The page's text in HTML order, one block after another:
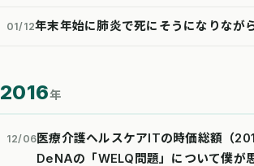
01/12年末年始に肺炎で死にそうになりなが
2016年
12/06医療介護ヘルスケアITの時価総額（
DeNAの「WELQ問題」について僕が